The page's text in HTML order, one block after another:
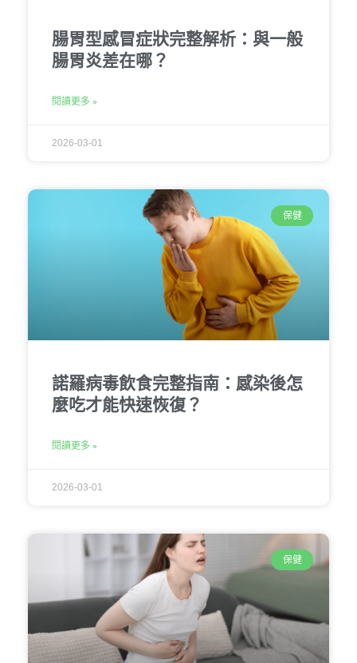
腸胃型感冒症狀完整解析：與一般
腸胃炎差在哪？
閱讀更多 »
2026-03-01
保健
諾羅病毒飲食完整指南：感染後怎
麼吃才能快速恢復？
閱讀更多 »
2026-03-01
保健